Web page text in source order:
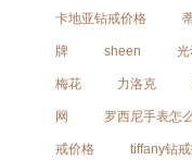
卡地亚钻戒价格
牌 sheen
梅花 力洛克
网 罗西尼手表怎
戒价格 tiffany钻